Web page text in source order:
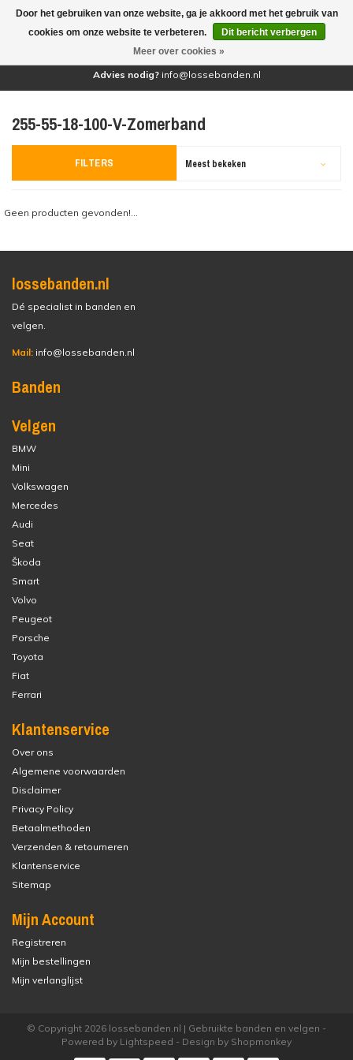
(0)
Advies nodig? info@lossebanden.nl
255-55-18-100-V-Zomerband
FILTERS Meest bekeken
Geen producten gevonden!...
lossebanden.nl
Dé specialist in banden en
velgen.
Mail: info@lossebanden.nl
Banden
Velgen
BMW
Mini
Volkswagen
Mercedes
Audi
Seat
Škoda
Smart
Volvo
Peugeot
Porsche
Toyota
Fiat
Ferrari
Klantenservice
Over ons
Algemene voorwaarden
Disclaimer
Privacy Policy
Betaalmethoden
Verzenden & retourneren
Klantenservice
Sitemap
Mijn Account
Registreren
Mijn bestellingen
Mijn verlanglijst
© Copyright 2026 lossebanden.nl | Gebruikte banden en velgen -
Powered by Lightspeed - Design by Shopmonkey
Door het gebruiken van onze website, ga je akkoord met het gebruik van
cookies om onze website te verbeteren.
Dit bericht verbergen
Meer over cookies »